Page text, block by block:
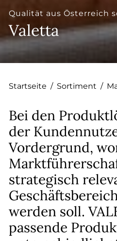
Qualität aus Österreich
Valetta
Startseite / Sortiment /
Bei den
der
Vordergrund,
strategisch
werden soll.
passende